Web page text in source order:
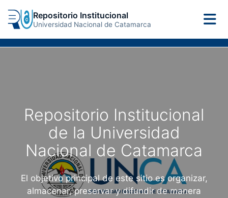
Repositorio Institucional
Universidad Nacional de Catamarca
Repositorio Institucional
de la Universidad
Nacional de Catamarca
El objetivo principal de este sitio es organizar,
almacenar, preservar y difundir de manera